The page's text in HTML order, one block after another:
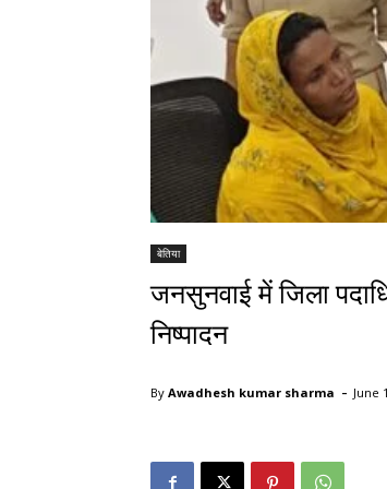
बेतिया
जनसुनवाई में जिला
निष्पादन
By Awadhesh kumar sharma - June